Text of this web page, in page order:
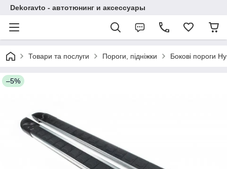
Dekoravto - автотюнинг и аксессуары
Товари та послуги Пороги, підніжки Бокові пороги
–5%